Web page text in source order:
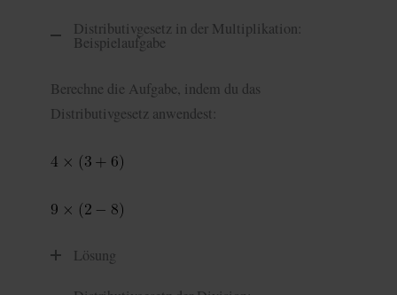
Distributivgesetz in der Multiplikation:
Beispielaufgabe
Berechne die Aufgabe, indem du das
Distributivgesetz anwendest:
Lösung